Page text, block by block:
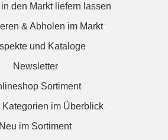
den Markt liefern lassen
& Abholen im Markt
und Kataloge
Newsletter
Sortiment
Kategorien im Überblick
Neu im Sortiment